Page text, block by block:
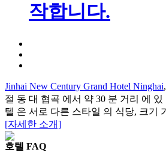
작합니다.
Jinhai New Century Grand Hotel Ninghai
절 동 대 협곡 에서 약 30 분 거리 에
텔 은 서로 다른 스타일 의 식당, 크기
[자세한 소개]
호텔 FAQ